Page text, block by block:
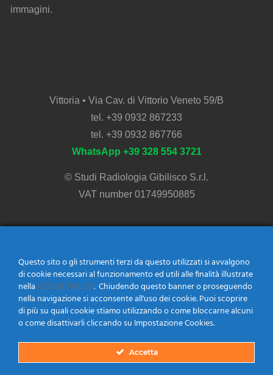
immagini.
Vittoria • Via Cav. di Vittorio Veneto 59/B
tel. +39 0932 867233
tel. +39 0932 867766
WhatsApp +39 328 554 3721
© Studi Radiologia Gibilisco S.r.l.
VAT number 01749950885
Aree Diagnostiche
Ecografia Clinica
Radiologia Generale
MOC – Densitometria Ossea
Questo sito o gli strumenti terzi da questo utilizzati si avvalgono
di cookie necessari al funzionamento ed utili alle finalità illustrate
nellaCOOKIE POLICY. Chiudendo questo banner o proseguendo
nella navigazione si acconsente all'uso dei cookie. Puoi scoprire
di più su quali cookie stiamo utilizzando o come bloccarne alcuni
o come disattivarli cliccando su Impostazione Cookies.
Accetta